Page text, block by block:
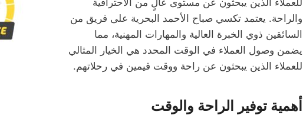
والراحة. يعتمد تكسي صباح الأحمد البحرية على فريق من
السائقين ذوي الخبرة العالية والمهارات المهنية، مما
يضمن وصول العملاء في الوقت المحدد هي الخيار المثالي
للعملاء الذين يبحثون عن راحة ووقت قيمين في رحلاتهم.
أهمية توفير الراحة والوقت